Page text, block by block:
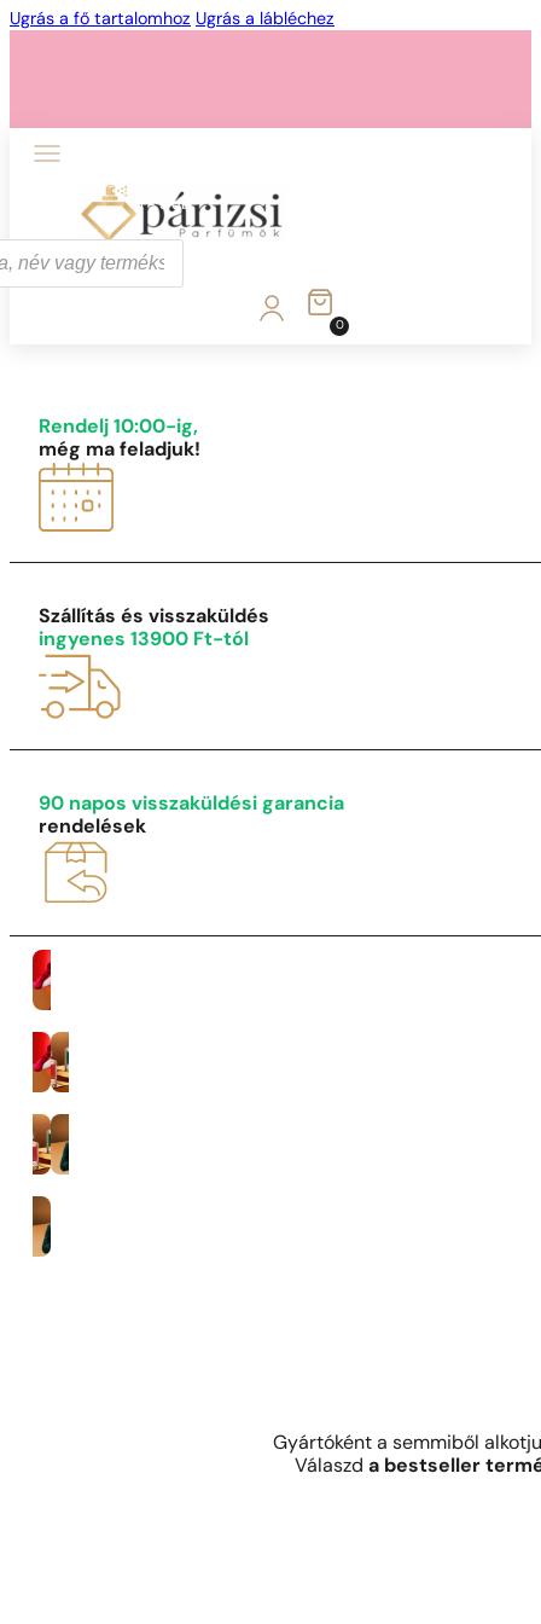
Ugrás a fő tartalomhoz Ugrás a lábléchez
1 - 3 db
0
Rendelj 10:00-ig,
még ma feladjuk!
Szállítás és visszaküldés
ingyenes 13900 Ft-tól
90 napos visszaküldési garancia
rendelések
Nők
35%-os illatkoncentráció
Férfiak
Gyártóként a semmiből
Válaszda bestseller